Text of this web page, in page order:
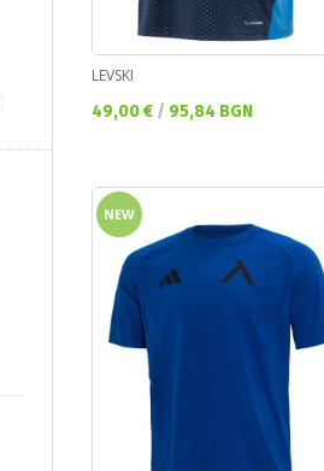
LEVSKI
Текуща цена:
49,00 € / 95,84 BGN
NEW